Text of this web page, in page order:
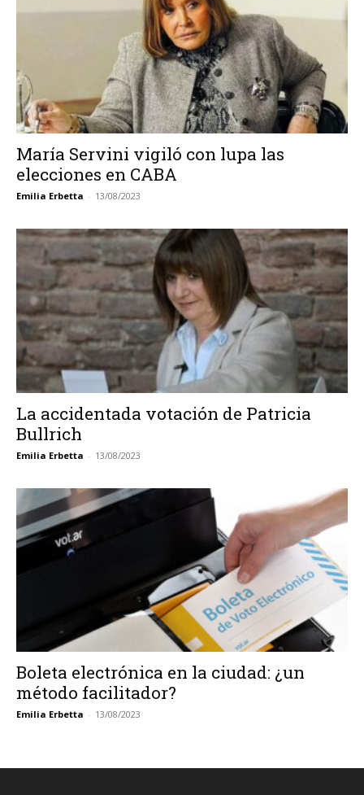
María Servini vigiló con lupa las
elecciones en CABA
Emilia Erbetta - 13/08/2023
La accidentada votación de Patricia
Bullrich
Emilia Erbetta - 13/08/2023
Boleta electrónica en la ciudad: ¿un
método facilitador?
Emilia Erbetta - 13/08/2023